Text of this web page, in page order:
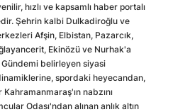
hızlı ve kapsamlı haber portalı
Şehrin kalbi Dulkadiroğlu ve
Afşin, Elbistan, Pazarcık,
Ekinözü ve Nurhak'a
belirleyen siyasi
spordaki heyecandan,
nabzını
Odası'ndan alınan anlık altın